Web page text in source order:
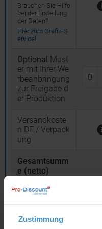
Zustimmung
Brauchen Sie Hilfe
bei der Erstellung
der Daten?
Hier zum Grafik-S
ervice!
Optional Must
er mit Ihrer We
rbeanbringung
zur Freigabe d
er Produktion
Versandkoste
n DE / Verpack
ung
Gesamtsumm
e (netto)
19% MwSt.
Gesamtsumm
e (brutto)